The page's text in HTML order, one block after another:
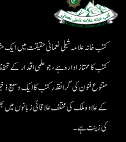
کتب خانہ علامہ شبلی نعمانی حقیقت میں ایک
کتب کا ممتاز ادارہ ہے، جو علمی اقدار کے
متنوع فنون کی گرانقدر کتب کا ایک وسیع
کے علاوہ ملک کی مختلف علاقائی زبانوں میں
کی زینت ہے۔